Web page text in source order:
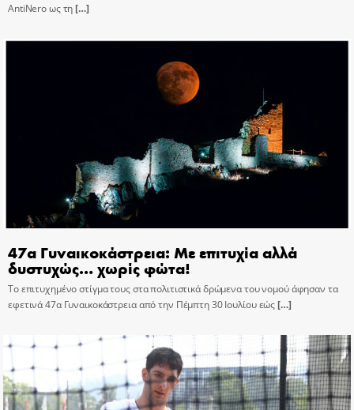
AntiNero ως τη[…]
47α Γυναικοκάστρεια: Με επιτυχία αλλά
δυστυχώς… χωρίς φώτα!
Το επιτυχημένο στίγμα τους στα πολιτιστικά δρώμενα του νομού άφησαν τα
εφετινά 47α Γυναικοκάστρεια από την Πέμπτη 30 Ιουλίου εώς[…]